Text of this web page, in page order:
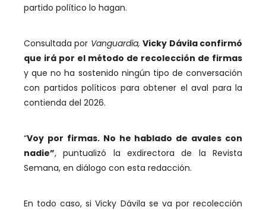
partido político lo hagan.
Consultada por Vanguardia,Vicky Dávila confirmó
que irá por el método de recolección de firmas
y que no ha sostenido ningún tipo de conversación
con partidos políticos para obtener el aval para la
contienda del 2026.
“Voy por firmas. No he hablado de avales con
nadie”, puntualizó la exdirectora de la Revista
Semana, en diálogo con esta redacción.
En todo caso, si Vicky Dávila se va por recolección